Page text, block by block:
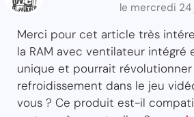
le mercredi
Merci pour cet article très
la RAM avec ventilateur intégré
unique et pourrait
refroidissement dans le jeu
vous ? Ce produit est-il